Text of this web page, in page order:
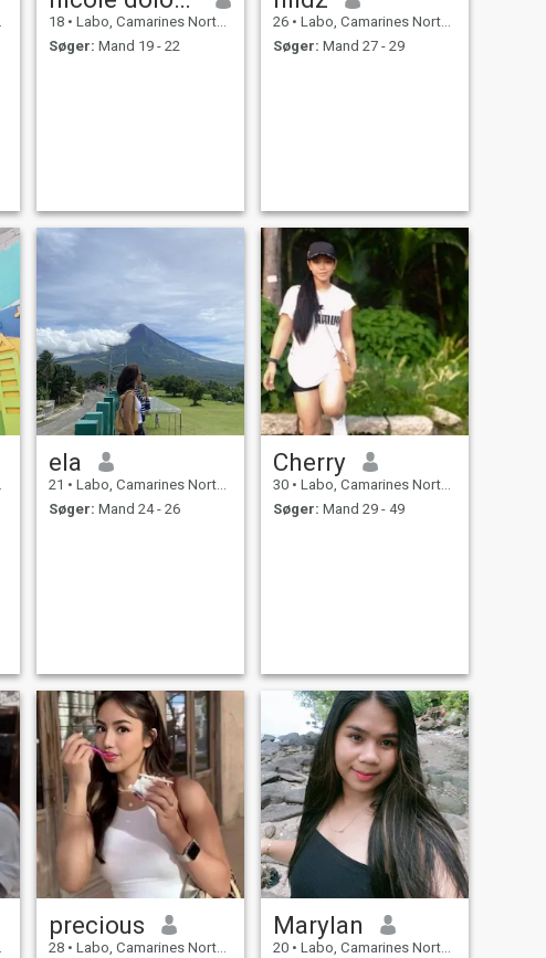
18 • Labo, Camarines Norte, Filippinerne
Søger: Mand 19 - 22
26 • Labo, Camarines Norte, Filippinerne
Søger: Mand 27 - 29
ela
21 • Labo, Camarines Norte, Filippinerne
Søger: Mand 24 - 26
Cherry
30 • Labo, Camarines Norte, Filippinerne
Søger: Mand 29 - 49
precious
28 • Labo, Camarines Norte, Filippinerne
Marylan
20 • Labo, Camarines Norte, Filippinerne